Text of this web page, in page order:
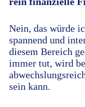
Nein, das würde
spannend und
diesem Bereich
immer tut, wird
sein kann.